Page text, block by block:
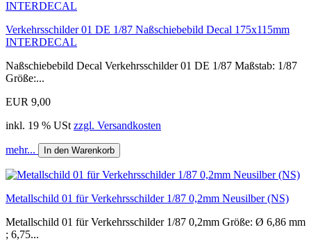
Verkehrsschilder 01 DE 1/87 Naßschiebebild Decal 175x115mm
INTERDECAL
Naßschiebebild Decal Verkehrsschilder 01 DE 1/87 Maßstab: 1/87
Größe:...
EUR 9,00
inkl. 19 % USt zzgl. Versandkosten
mehr... In den Warenkorb
Metallschild 01 für Verkehrsschilder 1/87 0,2mm Neusilber (NS)
Metallschild 01 für Verkehrsschilder 1/87 0,2mm Größe: Ø 6,86 mm
; 6,75...